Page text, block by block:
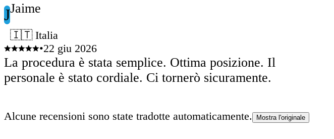
JJaime
🇮🇹 Italia
•22 giu 2026
La procedura è stata semplice. Ottima posizione. Il
personale è stato cordiale. Ci tornerò sicuramente.
Alcune recensioni sono state tradotte automaticamente. Mostra l'originale